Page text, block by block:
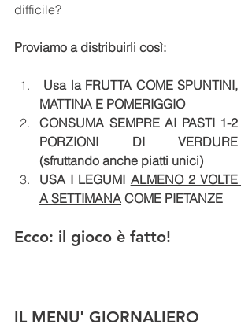
difficile?
Proviamo a distribuirli così:
MATTINA E POMERIGGIO
CONSUMA SEMPRE AI PASTI 1-2
PORZIONI DI VERDURE
(sfruttando anche piatti unici)
USA I LEGUMI ALMENO 2 VOLTE
A SETTIMANA COME PIETANZE
Ecco: il gioco è fatto!
IL MENU' GIORNALIERO